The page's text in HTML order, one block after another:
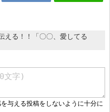
える！！「〇〇、愛してる